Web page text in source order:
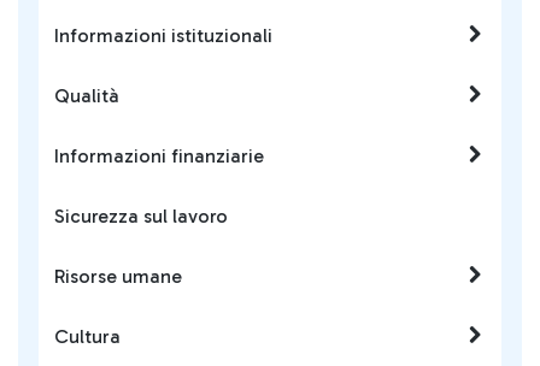
Informazioni istituzionali
Qualità
Informazioni finanziarie
Sicurezza sul lavoro
Risorse umane
Cultura